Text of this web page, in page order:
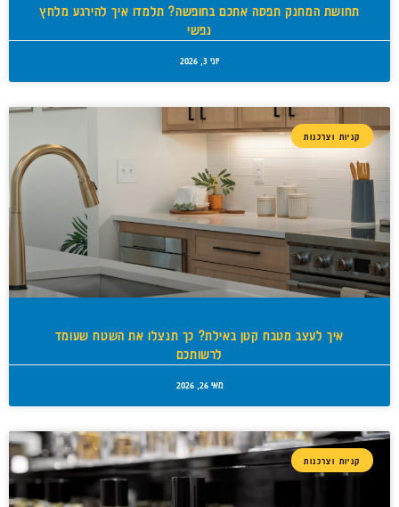
תחושת המחנק תפסה אתכם בחופשה? תלמדו איך להירגע מלחץ
נפשי
יוני 3, 2026
קניות וצרכנות
איך לעצב מטבח קטן באילת? כך תנצלו את השטח שעומד
לרשותכם
מאי 26, 2026
קניות וצרכנות